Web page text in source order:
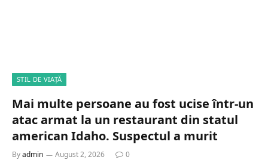
STIL DE VIAȚĂ
Mai multe persoane au fost ucise într-un
atac armat la un restaurant din statul
american Idaho. Suspectul a murit
Byadmin August 2, 2026 0